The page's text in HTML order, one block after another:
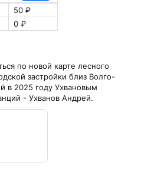
50 ₽
0 ₽
по новой карте лесного
застройки близ Волго-
в 2025 году Ухвановым
- Ухванов Андрей.